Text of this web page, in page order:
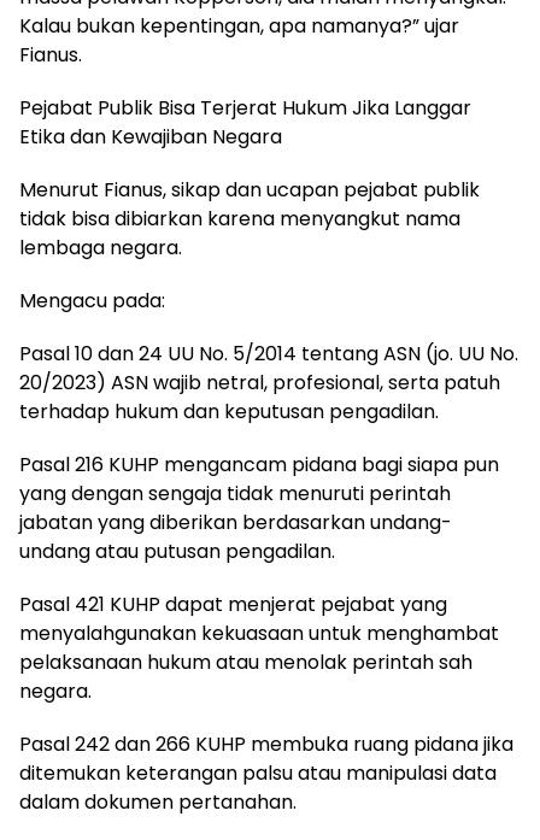
Kalau bukan kepentingan, apa namanya?” ujar
Fianus.
Pejabat Publik Bisa Terjerat Hukum Jika Langgar
Etika dan Kewajiban Negara
Menurut Fianus, sikap dan ucapan pejabat publik
tidak bisa dibiarkan karena menyangkut nama
lembaga negara.
Mengacu pada:
Pasal 10 dan 24 UU No. 5/2014 tentang ASN (jo. UU No.
20/2023) ASN wajib netral, profesional, serta patuh
terhadap hukum dan keputusan pengadilan.
Pasal 216 KUHP mengancam pidana bagi siapa pun
yang dengan sengaja tidak menuruti perintah
jabatan yang diberikan berdasarkan undang-
undang atau putusan pengadilan.
Pasal 421 KUHP dapat menjerat pejabat yang
menyalahgunakan kekuasaan untuk menghambat
pelaksanaan hukum atau menolak perintah sah
negara.
Pasal 242 dan 266 KUHP membuka ruang pidana jika
ditemukan keterangan palsu atau manipulasi data
dalam dokumen pertanahan.